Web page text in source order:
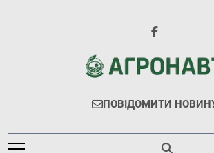
Агронавт
Новини Українського
ПОВІДОМИТИ